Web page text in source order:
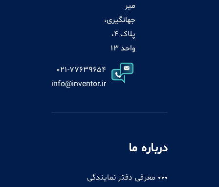
میر
جهانگیری،
پلاک 4،
واحد 13
021-77639654
info@inventor.ir
درباره ما
معرفی دفتر نمایندگی